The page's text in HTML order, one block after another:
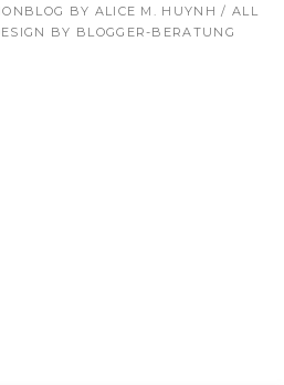
BY ALICE M. HUYNH / ALL
BY BLOGGER-BERATUNG